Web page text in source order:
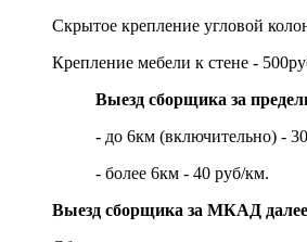
Скрытое крепление угловой
Крепление мебели к стене -
Выезд сборщика за
- до 6км (включительно) -
- более 6км - 40 руб/км.
Выезд сборщика за МКАД